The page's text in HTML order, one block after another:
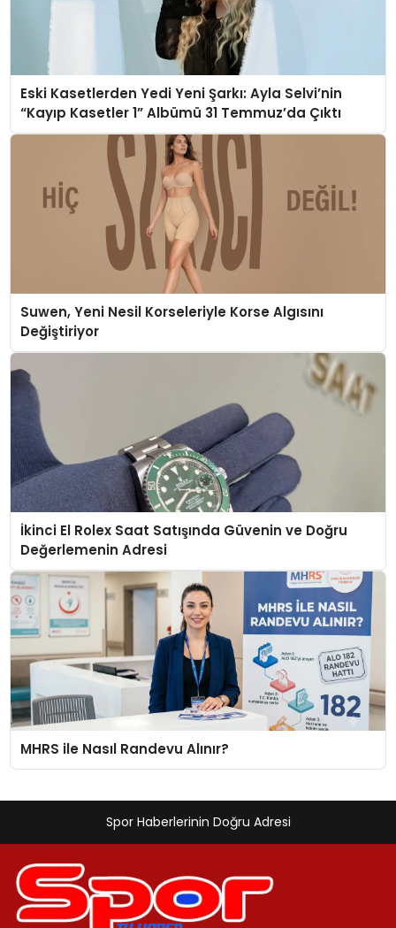
Eski Kasetlerden Yedi Yeni Şarkı: Ayla Selvi’nin
“Kayıp Kasetler 1” Albümü 31 Temmuz’da Çıktı
Suwen, Yeni Nesil Korseleriyle Korse Algısını
Değiştiriyor
İkinci El Rolex Saat Satışında Güvenin ve Doğru
Değerlemenin Adresi
MHRS ile Nasıl Randevu Alınır?
Spor Haberlerinin Doğru Adresi